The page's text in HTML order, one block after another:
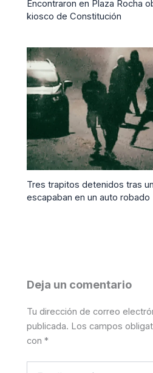
Encontraron en Plaza Rocha
kiosco de Constitución
Tres trapitos detenidos tras
escapaban en un auto robado
Deja un comentario
Tu dirección de correo
publicada. Los campos
con*